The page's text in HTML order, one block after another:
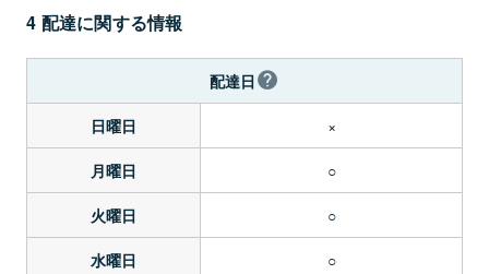
4 配達に関する情報
配達日
日曜日 ×
月曜日 ○
火曜日 ○
水曜日 ○